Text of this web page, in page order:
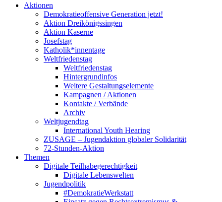
Aktionen
Demokratieoffensive Generation jetzt!
Aktion Dreikönigssingen
Aktion Kaserne
Josefstag
Katholik*innentage
Weltfriedenstag
Weltfriedenstag
Hintergrundinfos
Weitere Gestaltungselemente
Kampagnen / Aktionen
Kontakte / Verbände
Archiv
Weltjugendtag
International Youth Hearing
ZUSAGE – Jugendaktion globaler Solidarität
72-Stunden-Aktion
Themen
Digitale Teilhabegerechtigkeit
Digitale Lebenswelten
Jugendpolitik
#DemokratieWerkstatt